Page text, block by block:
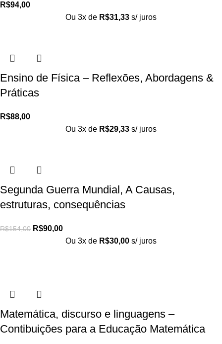
R$94,00
Ou 3x de R$31,33 s/ juros
Ensino de Física – Reflexões, Abordagens &
Práticas
R$88,00
Ou 3x de R$29,33 s/ juros
Segunda Guerra Mundial, A Causas,
estruturas, consequências
R$154,00 R$90,00
Ou 3x de R$30,00 s/ juros
Matemática, discurso e linguagens –
Contibuições para a Educação Matemática